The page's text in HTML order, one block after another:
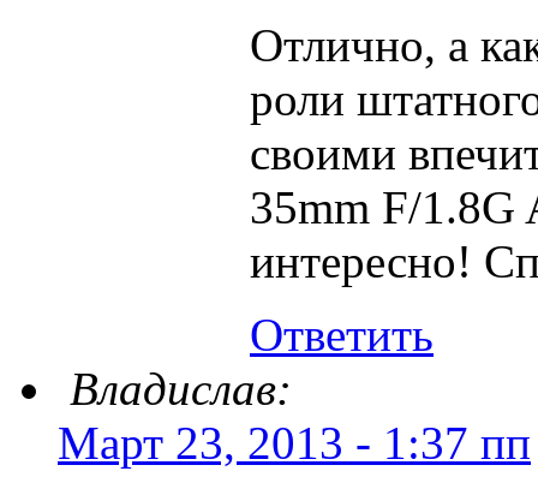
Отлично, а
роли
своими
35mm F/1.8G
интересно!
Ответить
Владислав:
Март 23, 2013 - 1:37 пп